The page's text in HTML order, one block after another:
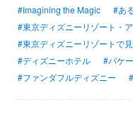
#Imagining the Magic
#あ
#東京ディズニーリゾート・
#東京ディズニーリゾートで
#ディズニーホテル
#バケ
#ファンダフルディズニー